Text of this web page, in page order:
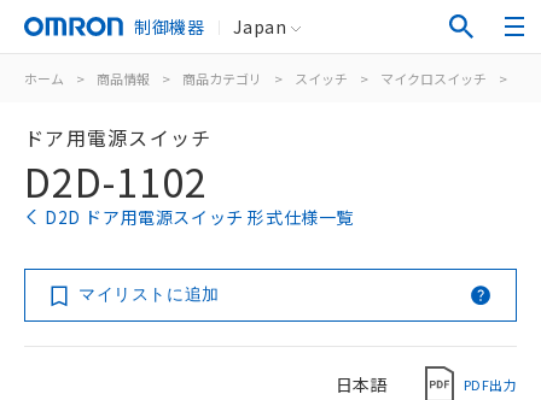
制御機器 Japan
ホーム > 商品情報 > 商品カテゴリ > スイッチ > マイクロスイッチ >
ドア用電源スイッチ
D2D-1102
D2D ドア用電源スイッチ 形式仕様一覧
マイリストに追加
日本語 PDF出力